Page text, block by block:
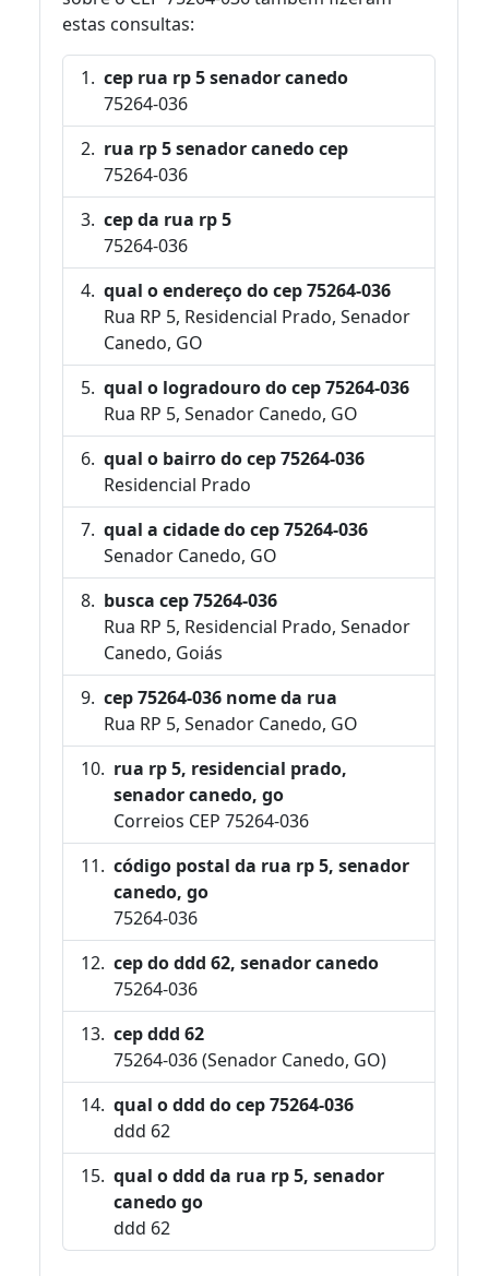
estas consultas:
cep rua rp 5 senador canedo
75264-036
rua rp 5 senador canedo cep
75264-036
cep da rua rp 5
75264-036
qual o endereço do cep 75264-036
Rua RP 5, Residencial Prado, Senador
Canedo, GO
qual o logradouro do cep 75264-036
Rua RP 5, Senador Canedo, GO
qual o bairro do cep 75264-036
Residencial Prado
qual a cidade do cep 75264-036
Senador Canedo, GO
busca cep 75264-036
Rua RP 5, Residencial Prado, Senador
Canedo, Goiás
cep 75264-036 nome da rua
Rua RP 5, Senador Canedo, GO
rua rp 5, residencial prado,
senador canedo, go
Correios CEP 75264-036
código postal da rua rp 5, senador
canedo, go
75264-036
cep do ddd 62, senador canedo
75264-036
cep ddd 62
75264-036 (Senador Canedo, GO)
qual o ddd do cep 75264-036
ddd 62
qual o ddd da rua rp 5, senador
canedo go
ddd 62